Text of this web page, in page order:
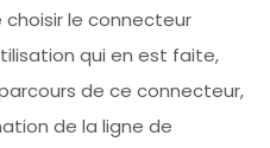
le connecteur
qui en est faite,
de ce connecteur,
de la ligne de